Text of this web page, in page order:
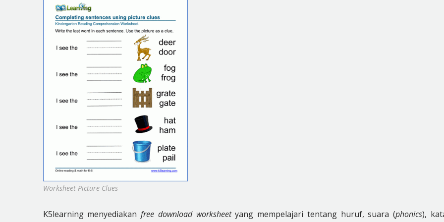
Worksheet Picture Clues
K5learning menyediakanfree download worksheetyang mempelajari tentang huruf, suara (phonics),